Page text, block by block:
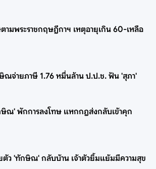
มพระราชกฤษฎีกาฯ เหตุอายุเกิน 60-เหลือ
จ่ายภาษี 1.76 หมื่นล้าน ป.ป.ช. ฟัน 'สุภา'
ษิณ' พักการลงโทษ แหกกฎส่งกลับเข้าคุก
ตัว 'ทักษิณ' กลับบ้าน เจ้าตัวยิ้มแย้มมีความสุข